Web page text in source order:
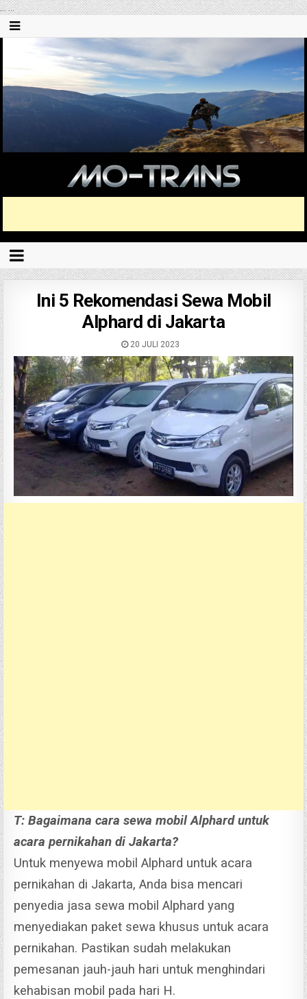
......
Ini 5 Rekomendasi Sewa Mobil
Alphard di Jakarta
20 JULI 2023
T: Bagaimana cara sewa mobil Alphard untuk
acara pernikahan di Jakarta?
Untuk menyewa mobil Alphard untuk acara
pernikahan di Jakarta, Anda bisa mencari
penyedia jasa sewa mobil Alphard yang
menyediakan paket sewa khusus untuk acara
pernikahan. Pastikan sudah melakukan
pemesanan jauh-jauh hari untuk menghindari
kehabisan mobil pada hari H.